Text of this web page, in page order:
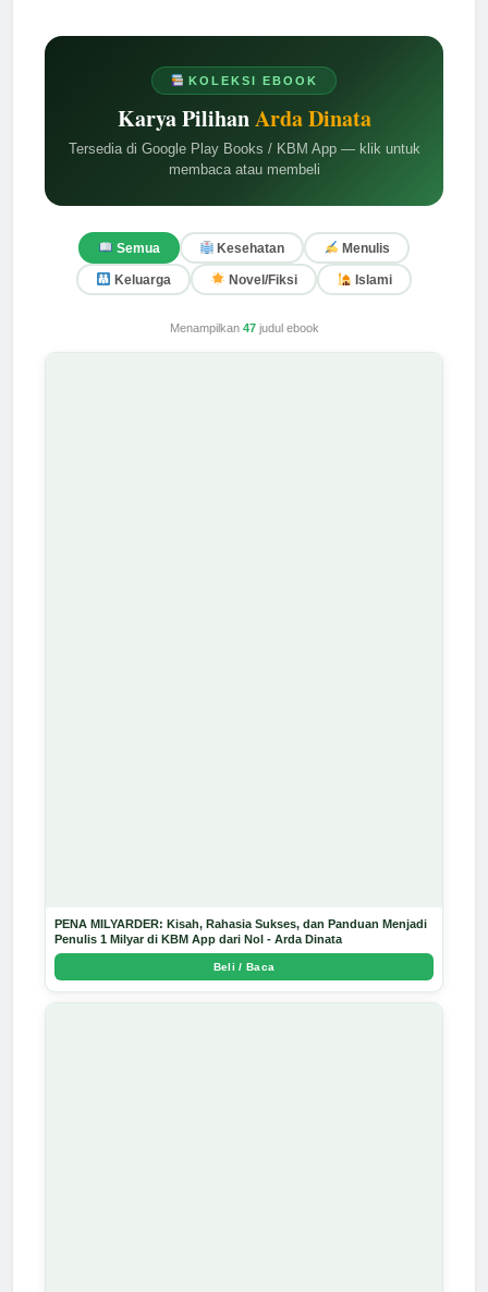
KOLEKSI EBOOK
Karya PilihanArda Dinata
Tersedia di Google Play Books / KBM App — klik untuk
membaca atau membeli
Semua Kesehatan Menulis
Keluarga Novel/Fiksi Islami
Menampilkan 47judul ebook
PENA MILYARDER: Kisah, Rahasia Sukses, dan Panduan Menjadi
Penulis 1 Milyar di KBM App dari Nol - Arda Dinata
Beli / Baca